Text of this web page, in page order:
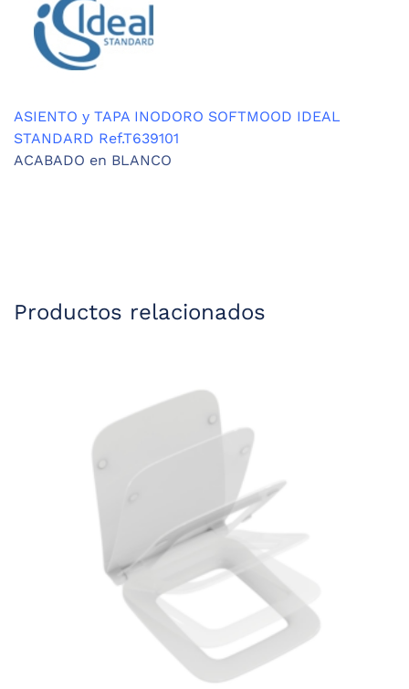
ASIENTO y TAPA INODORO SOFTMOOD IDEAL
STANDARD Ref.T639101
ACABADO en BLANCO
Productos relacionados